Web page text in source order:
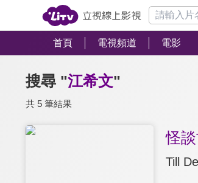
首頁 電視頻道 電影
搜尋 "江希文"
共 5 筆結果
怪
Till